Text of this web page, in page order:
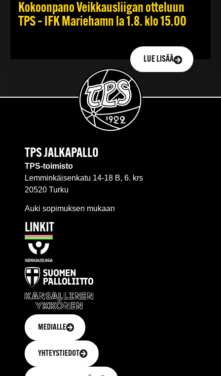
Kokoonpano Veikkausliigan otteluun
TPS – IFK Mariehamn la 1.8. klo 15.00
LUE LISÄÄ
TPS JALKAPALLO
TPS-toimisto
Lemminkäisenkatu 14-18 B, 6. krs
20520 Turku
Auki sopimuksen mukaan
LINKIT
MEDIALLE
YHTEYSTIEDOT